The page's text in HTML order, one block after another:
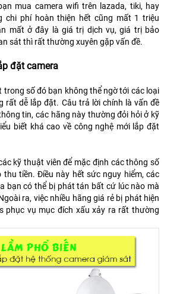
mua camera wifi trên lazada, tiki, hay
chi phí hoàn thiện hết cũng mất 1 triệu
mất ở đây là giá trị dịch vụ, giá trị bảo
sát thì rất thường xuyên gặp vấn đề.
đặt camera
trong số đó bạn không thể ngờ tới các loại
rất dễ lắp đặt. Câu trả lời chính là vấn đề
tin, các hãng này thường đỏi hỏi ở kỹ
biết khá cao về công nghệ mới lắp đặt
kỹ thuật viên để mặc định các thông số
thu tiền. Điều này hết sức nguy hiểm, các
bạn có thể bị phát tán bất cứ lúc nào mà
ra, việc nhiều hãng giá rẻ bị phát hiện
phục vụ mục đích xấu xảy ra rất thường